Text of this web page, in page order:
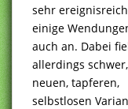
sehr
einige
auch an. Dabei
allerdings
neuen, tapferen,
selbstlosen